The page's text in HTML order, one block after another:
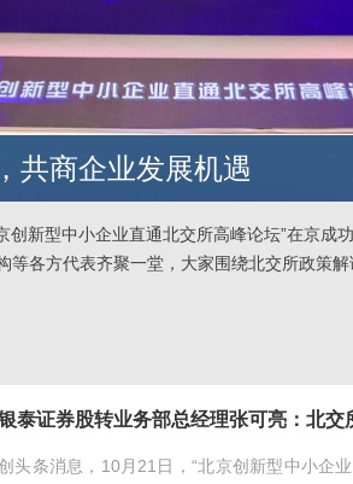
共商企业发展机遇
创新型中小企业直通北交所高峰论坛”在京成
等各方代表齐聚一堂，大家围绕北交所政策
泰证券股转业务部总经理张可亮：北
头条消息，10月21日，“北京创新型中小企